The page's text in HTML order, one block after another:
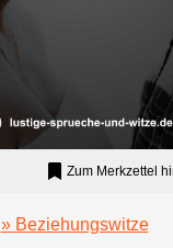
Zum Merkzettel
» Beziehungswitze